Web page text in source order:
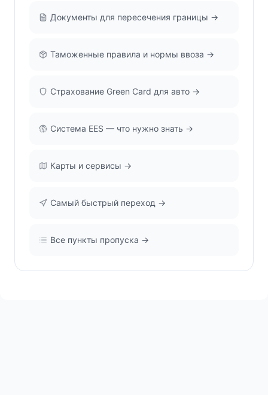
Документы для пересечения границы →
Таможенные правила и нормы ввоза →
Страхование Green Card для авто →
Система EES — что нужно знать →
Карты и сервисы →
Самый быстрый переход →
Все пункты пропуска →